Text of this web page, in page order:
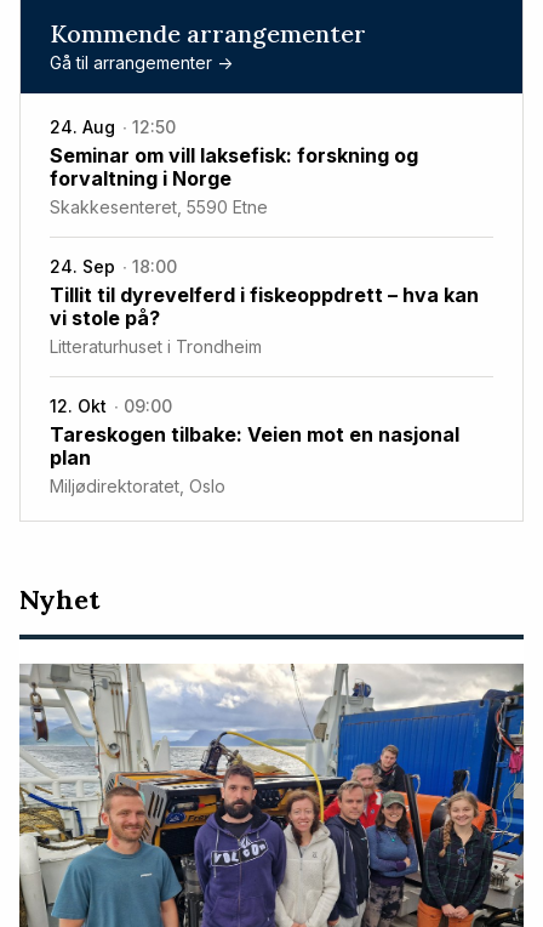
Kommende arrangementer
Gå til arrangementer ->
24. Aug 12:50
Seminar om vill laksefisk: forskning og
forvaltning i Norge
Skakkesenteret, 5590 Etne
24. Sep 18:00
Tillit til dyrevelferd i fiskeoppdrett – hva kan
vi stole på?
Litteraturhuset i Trondheim
12. Okt 09:00
Tareskogen tilbake: Veien mot en nasjonal
plan
Miljødirektoratet, Oslo
Nyeste
artikler
Nyhet